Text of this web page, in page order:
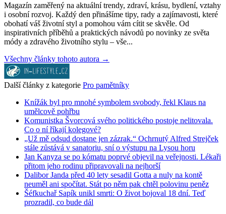
Magazín zaměřený na aktuální trendy, zdraví, krásu, bydlení, vztahy
i osobní rozvoj. Každý den přinášíme tipy, rady a zajímavosti, které
obohatí váš životní styl a pomohou vám cítit se skvěle. Od
inspirativních příběhů a praktických návodů po novinky ze světa
módy a zdravého životního stylu – vše...
Všechny články tohoto autora →
Další články z kategorie Pro pamětníky
Knížák byl pro mnohé symbolem svobody, řekl Klaus na
umělcově pohřbu
Komunistka Švorcová svého politického postoje nelitovala.
Co o ní říkají kolegové?
„Už mě odsud dostane jen zázrak.“ Ochrnutý Alfred Strejček
stále zůstává v sanatoriu, sní o výstupu na Lysou horu
Jan Kanyza se po kómatu poprvé objevil na veřejnosti. Lékaři
přitom jeho rodinu připravovali na nejhorší
Dalibor Janda před 40 lety sesadil Gotta a nuly na kontě
neuměl ani spočítat. Stát po něm pak chtěl polovinu peněz
Šéfkuchař Sapík unikl smrti: O život bojoval 18 dní. Teď
prozradil, co bude dál